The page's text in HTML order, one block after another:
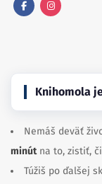
Knihomola
Nemáš deväť
minútna to, zistiť,
Túžiš po ďalšej